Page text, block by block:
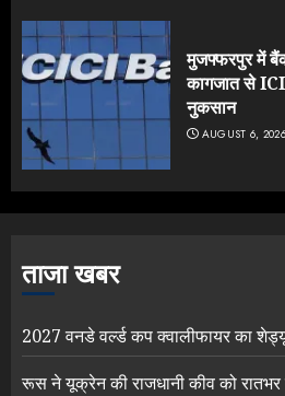
मुजफ्फरपुर में
कागजात से
नुकसान
AUGUST 6, 2026
ताजा खबर
2027 वनडे वर्ल्ड कप क्वालीफायर का
रूस ने यूक्रेन की राजधानी कीव को रातभर